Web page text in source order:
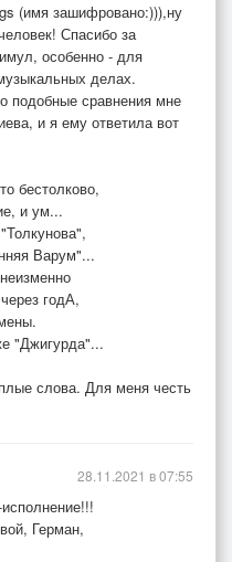
(имя зашифровано:))),ну
Спасибо за
особенно - для
делах.
подобные сравнения мне
и я ему ответила вот
бестолково,
и ум...
Варум"...
годА,
"Джигурда"...
слова. Для меня честь
Герман,
28.11.2021 в 07:55